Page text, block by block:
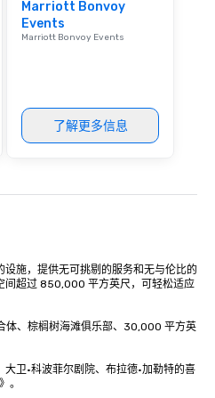
Marriott Bonvoy
Events
Marriott Bonvoy Events
了解更多信息
施，提供无可挑剔的服务和无与伦比的
间超过 850,000 平方英尺，可轻松适应
体、棕榈树海滩俱乐部、30,000 平方英
卫·科波菲尔剧院、布拉德·加勒特的喜
。